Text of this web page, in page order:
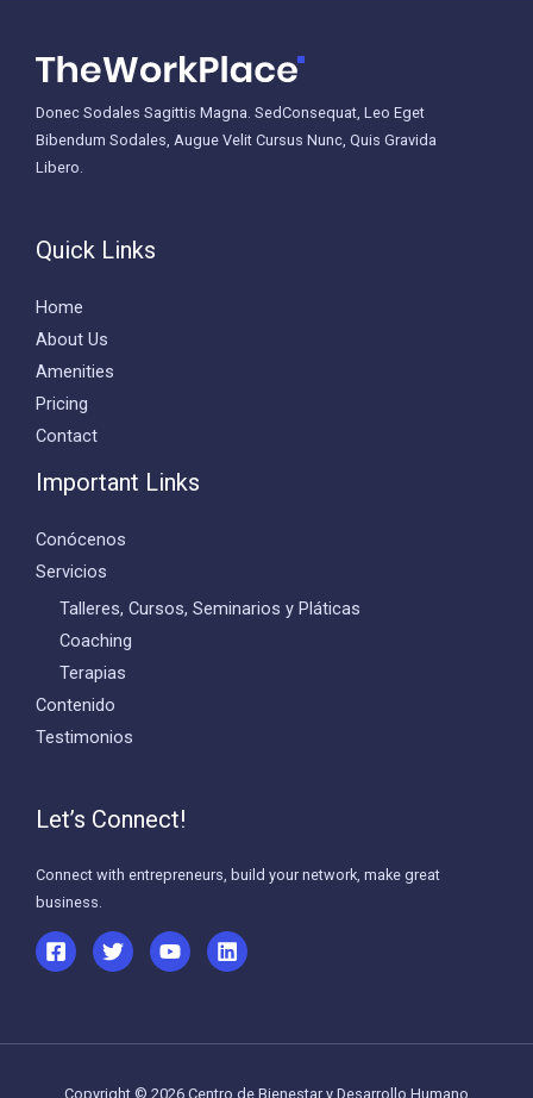
Donec Sodales Sagittis Magna. SedConsequat, Leo Eget
Bibendum Sodales, Augue Velit Cursus Nunc, Quis Gravida
Libero.
Quick Links
Home
About Us
Amenities
Pricing
Contact
Important Links
Conócenos
Servicios
Talleres, Cursos, Seminarios y Pláticas
Coaching
Terapias
Contenido
Testimonios
Let’s Connect!
Connect with entrepreneurs, build your network, make great
business.
Copyright © 2026 Centro de Bienestar y Desarrollo Humano